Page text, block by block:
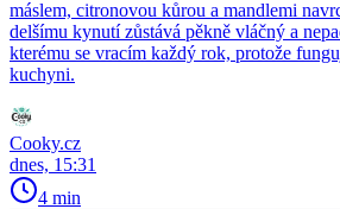
máslem, citronovou kůrou a mandlemi
delšímu kynutí zůstává pěkně vláčný a
kterému se vracím každý rok, protože
kuchyni.
Cooky.cz
dnes, 15:31
4 min